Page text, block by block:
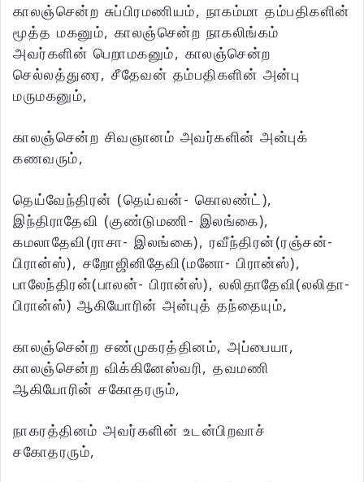
காலஞ்சென்ற சுப்பிரமணியம், நாகம்மா தம்பதிகளின்
மூத்த மகனும், காலஞ்சென்ற நாகலிங்கம்
அவர்களின் பெறாமகனும், காலஞ்சென்ற
செல்லத்துரை, சீதேவன் தம்பதிகளின் அன்பு
மருமகனும்,
காலஞ்சென்ற சிவஞானம் அவர்களின் அன்புக்
கணவரும்,
தெய்வேந்திரன் (தெய்வன்- கொலண்ட்),
இந்திராதேவி (குண்டுமணி- இலங்கை),
கமலாதேவி(ராசா- இலங்கை), ரவீந்திரன்(ரஞ்சன்-
பிரான்ஸ்), சறோஜினிதேவி(மனோ- பிரான்ஸ்),
பாலேந்திரன்(பாலன்- பிரான்ஸ்), லலிதாதேவி(லலிதா-
பிரான்ஸ்) ஆகியோரின் அன்புத் தந்தையும்,
காலஞ்சென்ற சண்முகரத்தினம், அப்பையா,
காலஞ்சென்ற விக்கினேஸ்வரி, தவமணி
ஆகியோரின் சகோதரரும்,
நாகரத்தினம் அவர்களின் உடன்பிறவாச்
சகோதரரும்,